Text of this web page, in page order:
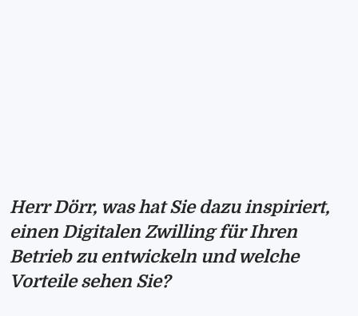
Herr Dörr, was hat Sie dazu inspiriert,
einen Digitalen Zwilling für Ihren
Betrieb zu entwickeln und welche
Vorteile sehen Sie?